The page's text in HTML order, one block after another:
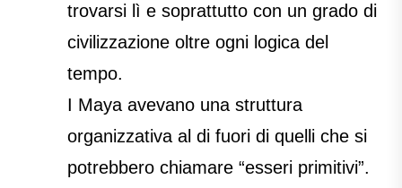
trovarsi lì e soprattutto con un grado di
civilizzazione oltre ogni logica del
tempo.
I Maya avevano una struttura
organizzativa al di fuori di quelli che si
potrebbero chiamare “esseri primitivi”.